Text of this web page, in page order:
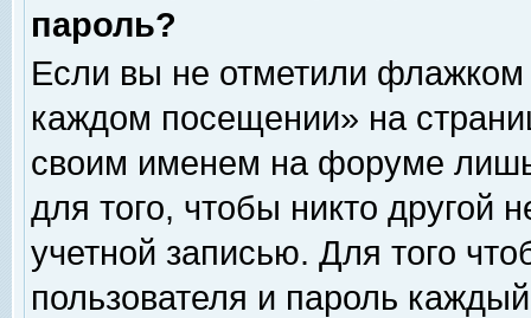
пароль?
Если вы не отметили флажком
каждом посещении» на
своим именем на форуме
для того, чтобы никто другой
учетной записью. Для того
пользователя и пароль